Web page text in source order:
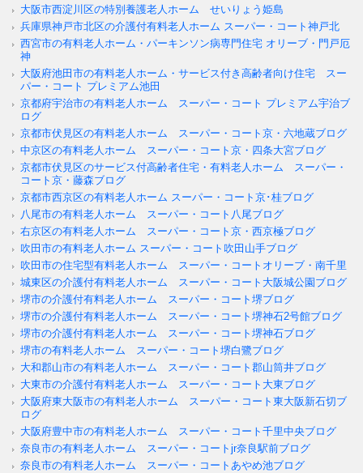
大阪市西淀川区の特別養護老人ホーム せいりょう姫島
兵庫県神戸市北区の介護付有料老人ホーム スーパー・コート神戸北
西宮市の有料老人ホーム・パーキンソン病専門住宅 オリーブ・門戸厄
神
大阪府池田市の有料老人ホーム・サービス付き高齢者向け住宅 スー
パー・コート プレミアム池田
京都府宇治市の有料老人ホーム スーパー・コート プレミアム宇治ブ
ログ
京都市伏見区の有料老人ホーム スーパー・コート京・六地蔵ブログ
中京区の有料老人ホーム スーパー・コート京・四条大宮ブログ
京都市伏見区のサービス付高齢者住宅・有料老人ホーム スーパー・
コート京・藤森ブログ
京都市西京区の有料老人ホーム スーパー・コート京･桂ブログ
八尾市の有料老人ホーム スーパー・コート八尾ブログ
右京区の有料老人ホーム スーパー・コート京・西京極ブログ
吹田市の有料老人ホーム スーパー・コート吹田山手ブログ
吹田市の住宅型有料老人ホーム スーパー・コートオリーブ・南千里
城東区の介護付有料老人ホーム スーパー・コート大阪城公園ブログ
堺市の介護付有料老人ホーム スーパー・コート堺ブログ
堺市の介護付有料老人ホーム スーパー・コート堺神石2号館ブログ
堺市の介護付有料老人ホーム スーパー・コート堺神石ブログ
堺市の有料老人ホーム スーパー・コート堺白鷺ブログ
大和郡山市の有料老人ホーム スーパー・コート郡山筒井ブログ
大東市の介護付有料老人ホーム スーパー・コート大東ブログ
大阪府東大阪市の有料老人ホーム スーパー・コート東大阪新石切ブ
ログ
大阪府豊中市の有料老人ホーム スーパー・コート千里中央ブログ
奈良市の有料老人ホーム スーパー・コートjr奈良駅前ブログ
奈良市の有料老人ホーム スーパー・コートあやめ池ブログ